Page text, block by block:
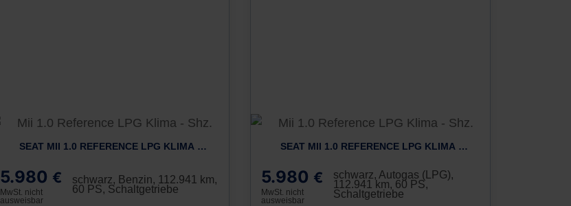
SEAT MII 1.0 REFERENCE LPG KLIMA - SHZ.
5.980 €
MwSt. nicht
ausweisbar
schwarz, Benzin, 112.941 km,
60 PS, Schaltgetriebe
SEAT MII 1.0 REFERENCE LPG KLIMA - SHZ.
5.980 €
MwSt. nicht
ausweisbar
schwarz, Autogas (LPG),
112.941 km, 60 PS,
Schaltgetriebe